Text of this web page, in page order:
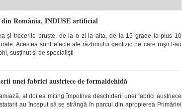
România, INDUSE artificial
şi trecerile bruşte, de la o zi la alta, de la 15 grade la plus 10
Acestea sunt efecte ale războiului geofizic pe care ruşii l-au
susţinut şi de specialişti
unei fabrici austriece de formaldehidă
al doilea miting împotriva deschiderii unei fabrici austriece
au început să se strângă în parcul din apropierea Primăriei